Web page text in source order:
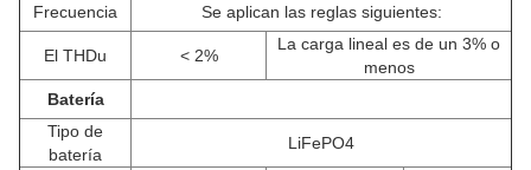
Frecuencia Se aplican las reglas siguientes:
El THDu < 2%
La carga lineal es de un 3% o
menos
Batería
Tipo de
batería
LiFePO4